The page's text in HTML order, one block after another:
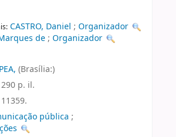
CASTRO, Daniel ; Organizador
de; Organizador
(Brasília:)
290 p. il.
pública ;